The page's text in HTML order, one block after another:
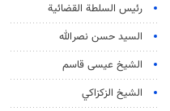
رئیس السلطة القضائیة
السيد حسن نصرالله
الشيخ عيسى قاسم
الشيخ الزكزاكي